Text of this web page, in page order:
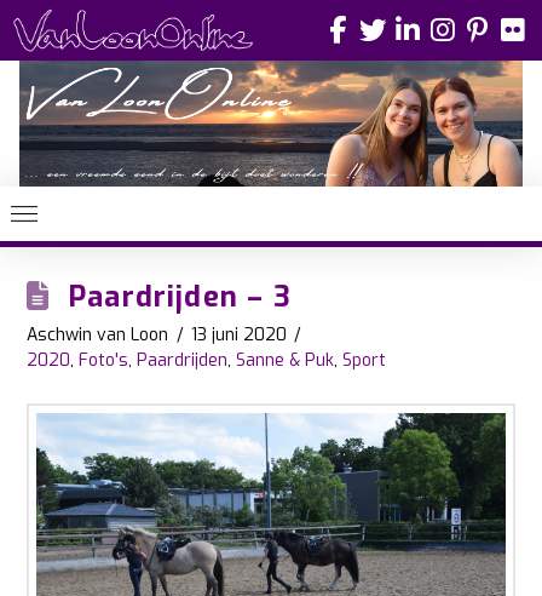
Paardrijden – 3
Aschwin van Loon
13 juni 2020
2020,Foto's,Paardrijden,Sanne & Puk,Sport